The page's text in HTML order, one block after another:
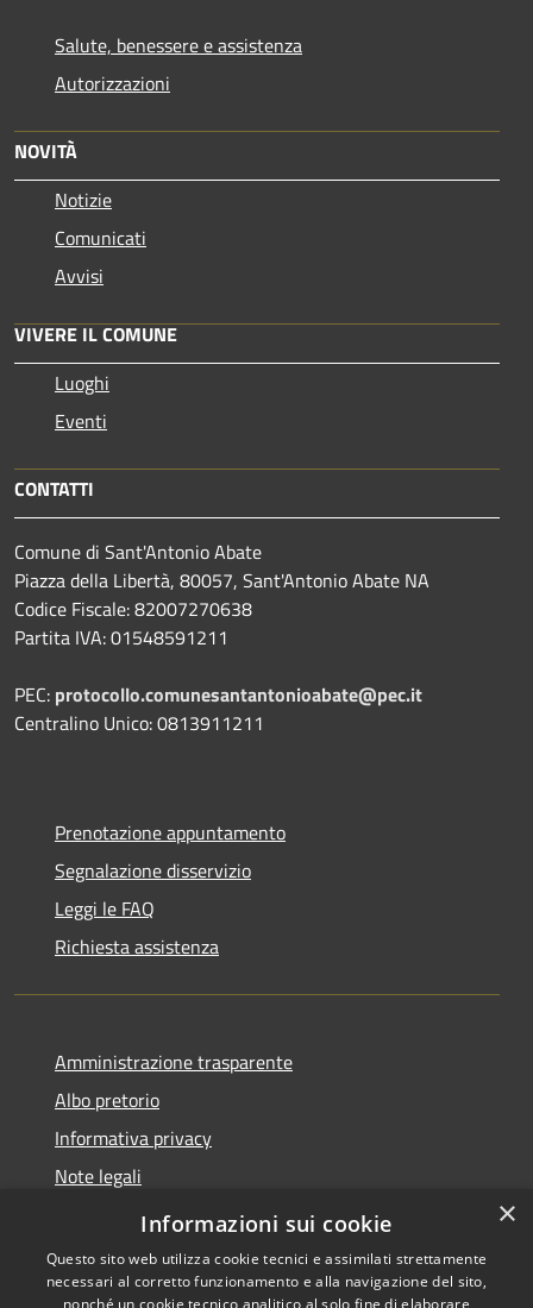
Salute, benessere e assistenza
Autorizzazioni
NOVITÀ
Notizie
Comunicati
Avvisi
VIVERE IL COMUNE
Luoghi
Eventi
CONTATTI
Comune di Sant'Antonio Abate
Piazza della Libertà, 80057, Sant'Antonio Abate NA
Codice Fiscale: 82007270638
Partita IVA: 01548591211
PEC: protocollo.comunesantantonioabate@pec.it
Centralino Unico: 0813911211
Prenotazione appuntamento
Segnalazione disservizio
Leggi le FAQ
Richiesta assistenza
Amministrazione trasparente
Albo pretorio
Informativa privacy
Note legali
Dichiarazione di accessibilità
×
Informazioni sui cookie
Questo sito web utilizza cookie tecnici e assimilati strettamente
necessari al corretto funzionamento e alla navigazione del sito,
nonché un cookie tecnico analitico al solo fine di elaborare